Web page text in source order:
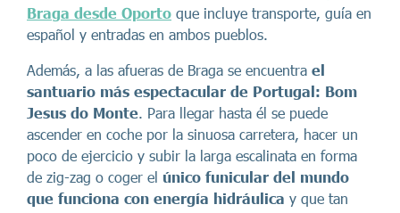
Braga desde Oporto que incluye transporte, guía en
español y entradas en ambos pueblos.
Además, a las afueras de Braga se encuentra el
santuario más espectacular de Portugal: Bom
Jesus do Monte. Para llegar hasta él se puede
ascender en coche por la sinuosa carretera, hacer un
poco de ejercicio y subir la larga escalinata en forma
de zig-zag o coger el único funicular del mundo
que funciona con energía hidráulica y que tan